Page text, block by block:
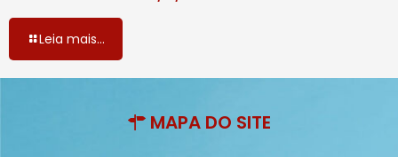
Leia mais...
MAPA DO SITE